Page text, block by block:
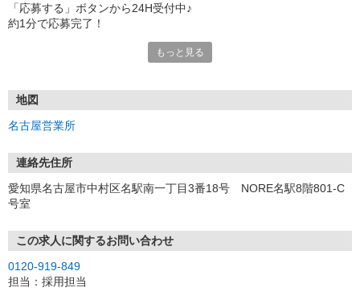
「応募する」ボタンから24H受付中♪
約1分で応募完了！
①応募から3営業日を目安に、メールorお電話でご連絡します。
★スマホでWEB面接（LINEなど）・出張面接・事務所面接と選べま
す
③面接実施（履歴書不要）
④勤務開始（スタート日は応相談）
お気軽にご応募ください♪
もっと見る
地図
名古屋営業所
連絡先住所
愛知県名古屋市中村区名駅南一丁目3番18号 NORE名駅8階801-C
号室
この求人に関するお問い合わせ
0120-919-849
担当：採用担当